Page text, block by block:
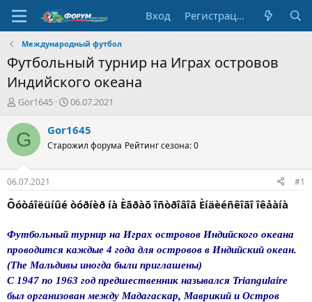
Вход Регистрация
Международный футбол
Футбольный турнир на Играх островов
Индийского океана
А
т
о
т
е
м
ы
Gor1645
Д
т
н
а
л
06.07.2021
G Gor1645
Старожил форума Рейтинг сезона: 0
06.07.2021 #1
Ôóòáîëüíûé òóðíèð íà Èãðàõ îñòðîâîâ Èíäèéñêîãî îêåàíà
Футбольный турнир на Играх островов Индийского океана
проводится каждые 4 года для островов в Индийский океан.
(The Мальдивы иногда были приглашены)
С 1947 по 1963 год предшественник назывался Triangulaire
был организован между Мадагаскар, Маврикий и Остров